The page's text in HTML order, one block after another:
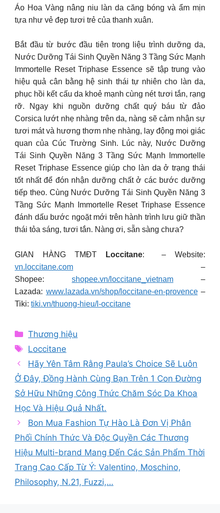
Áo Hoa Vàng nâng niu làn da căng bóng và ẩm mịn
tựa như vẻ đẹp tươi trẻ của thanh xuân.
Bắt đầu từ bước đầu tiên trong liệu trình dưỡng da,
Nước Dưỡng Tái Sinh Quyền Năng 3 Tầng Sức Mạnh
Immortelle Reset Triphase Essence sẽ tập trung vào
hiệu quả cân bằng hệ sinh thái tự nhiên cho làn da,
phục hồi kết cấu da khoẻ mạnh cùng nét tươi tắn, rạng
rỡ. Ngay khi nguồn dưỡng chất quý báu từ đảo
Corsica lướt nhẹ nhàng trên da, nàng sẽ cảm nhận sự
tươi mát và hương thơm nhẹ nhàng, lay động mọi giác
quan của Cúc Trường Sinh. Lúc này, Nước Dưỡng
Tái Sinh Quyền Năng 3 Tầng Sức Mạnh Immortelle
Reset Triphase Essence giúp cho làn da ở trạng thái
tốt nhất để đón nhận dưỡng chất ở các bước dưỡng
tiếp theo. Cùng Nước Dưỡng Tái Sinh Quyền Năng 3
Tầng Sức Mạnh Immortelle Reset Triphase Essence
đánh dấu bước ngoặt mới trên hành trình lưu giữ thần
thái tỏa sáng, tươi tắn. Nàng ơi, sẵn sàng chưa?
GIAN HÀNG TMĐT Loccitane: – Website:
vn.loccitane.com –
Shopee: shopee.vn/loccitane_vietnam –
Lazada: www.lazada.vn/shop/loccitane-en-provence–
Tiki: tiki.vn/thuong-hieu/l-occitane
Categories
Thương hiệu
Tags
Loccitane
Hãy Yên Tâm Rằng Paula’s Choice Sẽ Luôn
Ở Đây, Đồng Hành Cùng Bạn Trên 1 Con Đường
Sở Hữu Những Công Thức Chăm Sóc Da Khoa
Học Và Hiệu Quả Nhất.
Bon Mua Fashion Tự Hào Là Đơn Vị Phân
Phối Chính Thức Và Độc Quyền Các Thương
Hiệu Multi-brand Mang Đến Các Sản Phẩm Thời
Trang Cao Cấp Từ Ý: Valentino, Moschino,
Philosophy, N.21, Fuzzi,…